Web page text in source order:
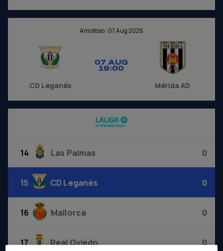
Amistoso| 07 Aug 2026
CD Leganés
07 AUG
19:00
Mérida AD
14 Las Palmas 0
15 CD Leganés 0
16 Mallorca 0
17 Real Oviedo 0